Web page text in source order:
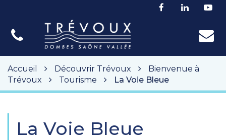
Lien
Lien
compte
la
Accueil
Découvrir Trévoux
Bienvenue à
Trévoux
Tourisme La Voie Bleue
La Voie Bleue